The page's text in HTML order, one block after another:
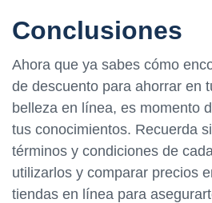
Conclusiones
Ahora que ya sabes cómo
de descuento para ahorrar en
belleza en línea, es momento
tus conocimientos. Recuerda
términos y condiciones de
utilizarlos y comparar precios
tiendas en línea para